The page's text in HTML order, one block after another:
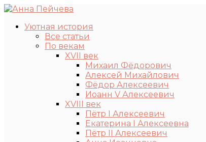
Уютная история
Все статьи
По векам
XVII век
Михаил Фёдорович
Алексей Михайлович
Фёдор Алексеевич
Иоанн V Алексеевич
XVIII век
Пётр I Алексеевич
Екатерина I Алексеевна
Пётр II Алексеевич